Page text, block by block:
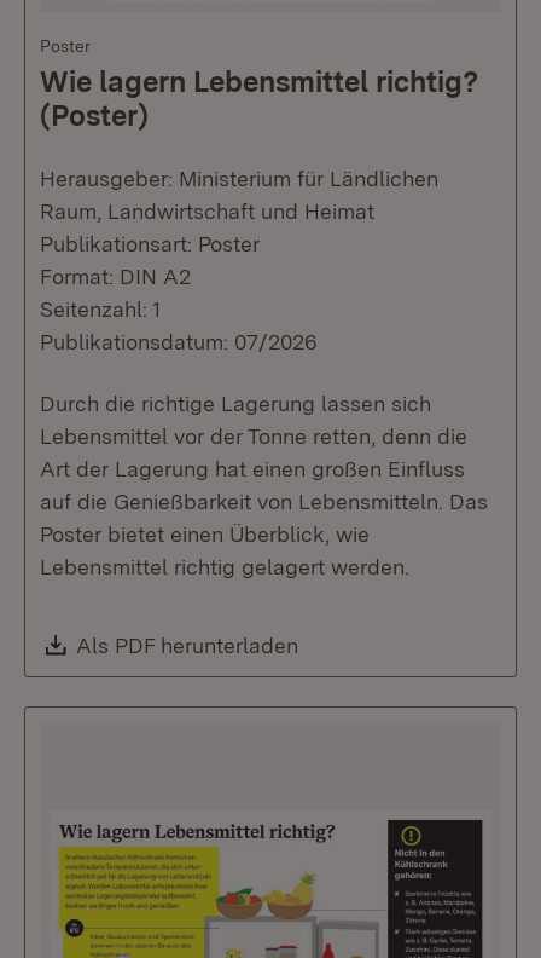
Poster
Wie lagern Lebensmittel richtig?
(Poster)
Herausgeber: Ministerium für Ländlichen
Raum, Landwirtschaft und Heimat
Publikationsart: Poster
Format: DIN A2
Seitenzahl: 1
Publikationsdatum: 07/2026
Durch die richtige Lagerung lassen sich
Lebensmittel vor der Tonne retten, denn die
Art der Lagerung hat einen großen Einfluss
auf die Genießbarkeit von Lebensmitteln. Das
Poster bietet einen Überblick, wie
Lebensmittel richtig gelagert werden.
Download:
Als PDF herunterladen